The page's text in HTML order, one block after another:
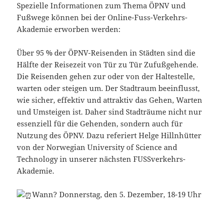
Spezielle Informationen zum Thema ÖPNV und
Fußwege können bei der Online-Fuss-Verkehrs-
Akademie erworben werden:
Über 95 % der ÖPNV-Reisenden in Städten sind die
Hälfte der Reisezeit von Tür zu Tür Zufußgehende.
Die Reisenden gehen zur oder von der Haltestelle,
warten oder steigen um. Der Stadtraum beeinflusst,
wie sicher, effektiv und attraktiv das Gehen, Warten
und Umsteigen ist. Daher sind Stadträume nicht nur
essenziell für die Gehenden, sondern auch für
Nutzung des ÖPNV. Dazu referiert Helge Hillnhütter
von der Norwegian University of Science and
Technology in unserer nächsten FUSSverkehrs-
Akademie.
Wann? Donnerstag, den 5. Dezember, 18-19 Uhr